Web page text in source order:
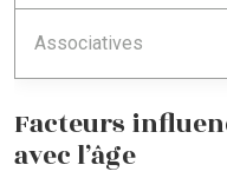
Associatives
Facteurs
avec l’âge